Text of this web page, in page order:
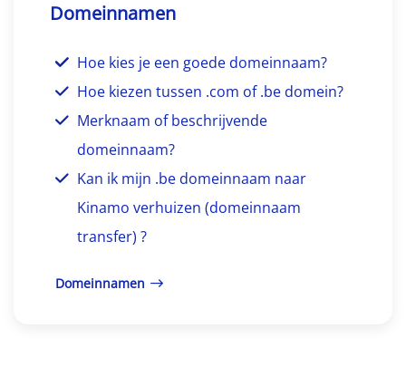
Domeinnamen
Hoe kies je een goede domeinnaam?
Hoe kiezen tussen .com of .be domein?
Merknaam of beschrijvende
domeinnaam?
Kan ik mijn .be domeinnaam naar
Kinamo verhuizen (domeinnaam
transfer) ?
Domeinnamen